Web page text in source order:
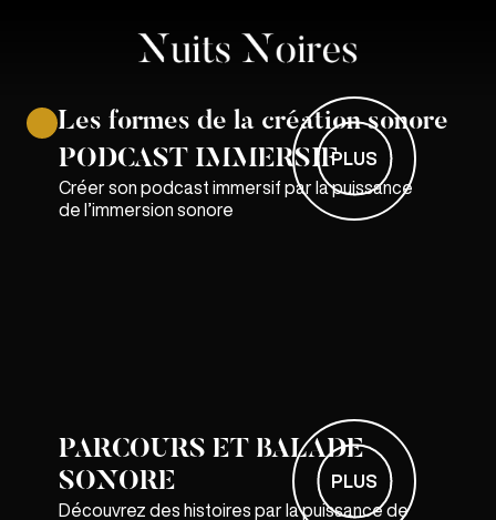
Les formes de la création sonore
PODCAST IMMERSIF
Créer son podcast immersif par la puissance
de l’immersion sonore
PLUS
PARCOURS ET BALADE
SONORE
Découvrez des histoires par la puissance de
PLUS